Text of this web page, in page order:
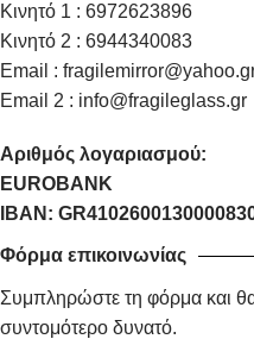
Κινητό 1 : 6972623896
Κινητό 2 : 6944340083
Email :
Email 2 : info@fragileglass.gr
Αριθμός λογαριασμού:
EUROBANK
IBAN:
Φόρμα επικοινωνίας
Συμπληρώστε τη φόρμα και
συντομότερο δυνατό.